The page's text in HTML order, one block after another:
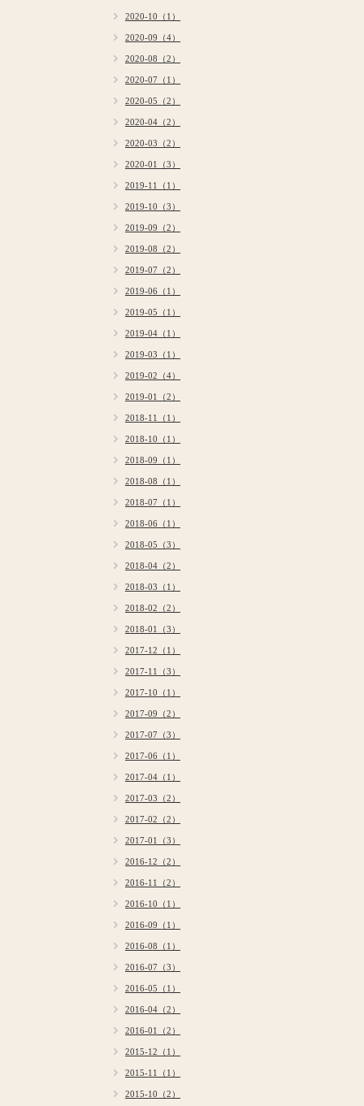
2020-10（1）
2020-09（4）
2020-08（2）
2020-07（1）
2020-05（2）
2020-04（2）
2020-03（2）
2020-01（3）
2019-11（1）
2019-10（3）
2019-09（2）
2019-08（2）
2019-07（2）
2019-06（1）
2019-05（1）
2019-04（1）
2019-03（1）
2019-02（4）
2019-01（2）
2018-11（1）
2018-10（1）
2018-09（1）
2018-08（1）
2018-07（1）
2018-06（1）
2018-05（3）
2018-04（2）
2018-03（1）
2018-02（2）
2018-01（3）
2017-12（1）
2017-11（3）
2017-10（1）
2017-09（2）
2017-07（3）
2017-06（1）
2017-04（1）
2017-03（2）
2017-02（2）
2017-01（3）
2016-12（2）
2016-11（2）
2016-10（1）
2016-09（1）
2016-08（1）
2016-07（3）
2016-05（1）
2016-04（2）
2016-01（2）
2015-12（1）
2015-11（1）
2015-10（2）